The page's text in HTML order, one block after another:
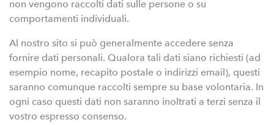
non vengono raccolti dati sulle persone o su
comportamenti individuali.
Al nostro sito si può generalmente accedere senza
fornire dati personali. Qualora tali dati siano richiesti (ad
esempio nome, recapito postale o indirizzi email), questi
saranno comunque raccolti sempre su base volontaria. In
ogni caso questi dati non saranno inoltrati a terzi senza il
vostro espresso consenso.